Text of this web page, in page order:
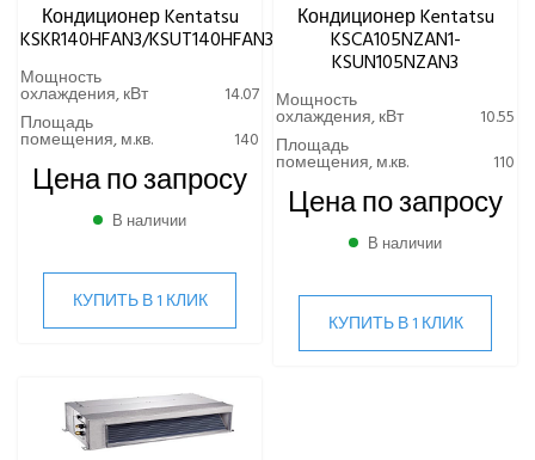
Кондиционер Kentatsu
KSKR140HFAN3/KSUT140HFAN3
Мощность
охлаждения, кВт
14.07
Площадь
помещения, м.кв. 140
Цена по запросу
В наличии
КУПИТЬ В 1 КЛИК
Кондиционер Kentatsu
KSCA105NZAN1-
KSUN105NZAN3
Мощность
охлаждения, кВт
10.55
Площадь
помещения, м.кв. 110
Цена по запросу
В наличии
КУПИТЬ В 1 КЛИК